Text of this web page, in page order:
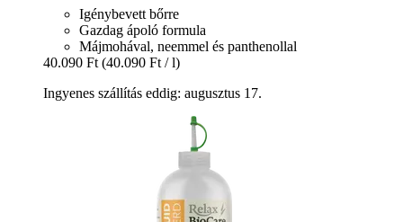
Igénybevett bőrre
Gazdag ápoló formula
Májmohával, neemmel és panthenollal
40.090 Ft (40.090 Ft / l)
Ingyenes szállítás eddig: augusztus 17.